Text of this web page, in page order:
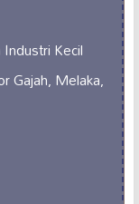
Kecil
Gajah, Melaka,